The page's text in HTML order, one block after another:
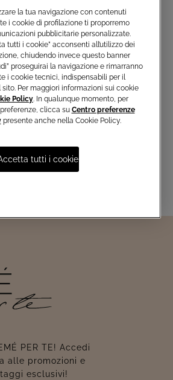
e non perderti le nostre
i capi esclusivi e
del mondo Atelier Emé
PER TE! Accedi
alle promozioni e
esclusivi!
la tua navigazione con contenuti
i cookie di profilazione ti proporremo
pubblicitarie personalizzate.
tutti i cookie” acconsenti all’utilizzo dei
chiudendo invece questo banner
proseguirai la navigazione e rimarranno
i cookie tecnici, indispensabili per il
Per maggiori informazioni sui cookie
Policy. In qualunque momento, per
clicca su Centro preferenze
presente anche nella Cookie Policy.
tutti i cookie